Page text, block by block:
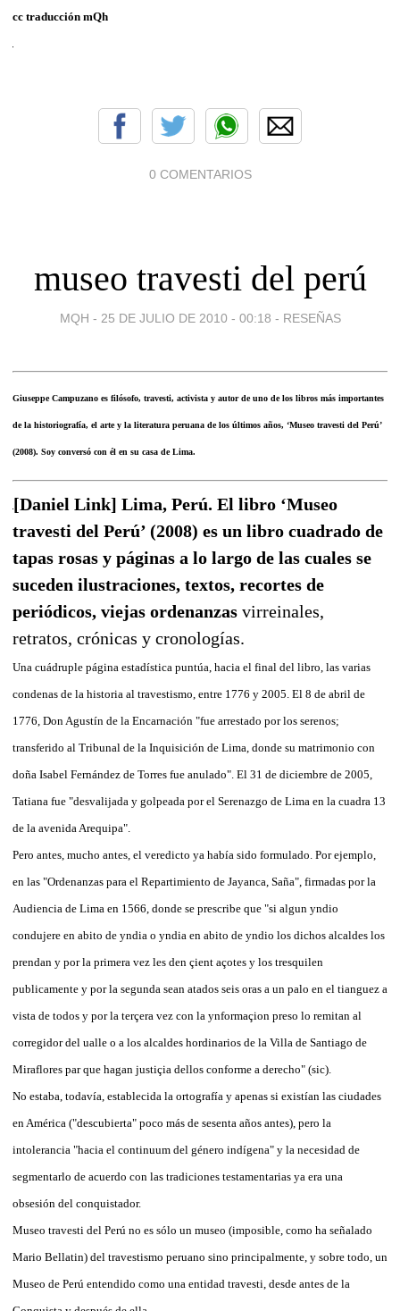
cc traducción mQh
0 COMENTARIOS
museo travesti del perú
MQH - 25 DE JULIO DE 2010 - 00:18 - RESEÑAS
Giuseppe Campuzano es filósofo, travesti, activista y autor de uno de los libros más importantes
de la historiografía, el arte y la literatura peruana de los últimos años, ‘Museo travesti del Perú’
(2008). Soy conversó con él en su casa de Lima.
[Daniel Link] Lima, Perú. El libro ‘Museo
travesti del Perú’ (2008) es un libro cuadrado de
tapas rosas y páginas a lo largo de las cuales se
suceden ilustraciones, textos, recortes de
periódicos, viejas ordenanzas virreinales,
retratos, crónicas y cronologías.
Una cuádruple página estadística puntúa, hacia el final del libro, las varias
condenas de la historia al travestismo, entre 1776 y 2005. El 8 de abril de
1776, Don Agustín de la Encarnación "fue arrestado por los serenos;
transferido al Tribunal de la Inquisición de Lima, donde su matrimonio con
doña Isabel Fernández de Torres fue anulado". El 31 de diciembre de 2005,
Tatiana fue "desvalijada y golpeada por el Serenazgo de Lima en la cuadra 13
de la avenida Arequipa".
Pero antes, mucho antes, el veredicto ya había sido formulado. Por ejemplo,
en las "Ordenanzas para el Repartimiento de Jayanca, Saña", firmadas por la
Audiencia de Lima en 1566, donde se prescribe que "si algun yndio
condujere en abito de yndia o yndia en abito de yndio los dichos alcaldes los
prendan y por la primera vez les den çient açotes y los tresquilen
publicamente y por la segunda sean atados seis oras a un palo en el tianguez a
vista de todos y por la terçera vez con la ynformaçion preso lo remitan al
corregidor del ualle o a los alcaldes hordinarios de la Villa de Santiago de
Miraflores par que hagan justiçia dellos conforme a derecho" (sic).
No estaba, todavía, establecida la ortografía y apenas si existían las ciudades
en América ("descubierta" poco más de sesenta años antes), pero la
intolerancia "hacia el continuum del género indígena" y la necesidad de
segmentarlo de acuerdo con las tradiciones testamentarias ya era una
obsesión del conquistador.
Museo travesti del Perú no es sólo un museo (imposible, como ha señalado
Mario Bellatin) del travestismo peruano sino principalmente, y sobre todo, un
Museo de Perú entendido como una entidad travesti, desde antes de la